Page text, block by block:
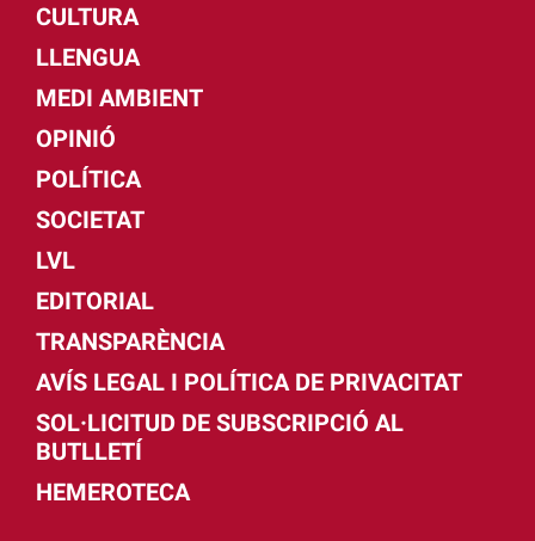
CULTURA
LLENGUA
MEDI AMBIENT
OPINIÓ
POLÍTICA
SOCIETAT
LVL
EDITORIAL
TRANSPARÈNCIA
AVÍS LEGAL I POLÍTICA DE PRIVACITAT
SOL·LICITUD DE SUBSCRIPCIÓ AL
BUTLLETÍ
HEMEROTECA